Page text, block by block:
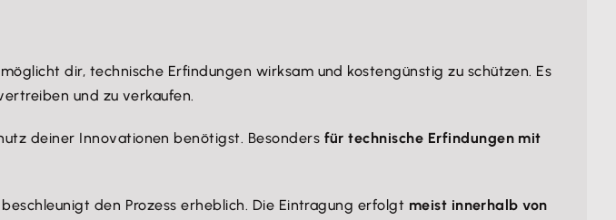
dir, technische Erfindungen wirksam und kostengünstig zu schützen. Es
und zu verkaufen.
deiner Innovationen benötigst. Besonders für technische Erfindungen mit
den Prozess erheblich. Die Eintragung erfolgt meist innerhalb von